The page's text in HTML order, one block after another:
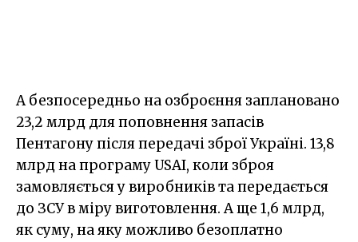
А безпосередньо на озброєння заплановано
23,2 млрд для поповнення запасів
Пентагону після передачі зброї Україні. 13,8
млрд на програму USAI, коли зброя
замовляється у виробників та передається
до ЗСУ в міру виготовлення. А ще 1,6 млрд,
як суму, на яку можливо безоплатно